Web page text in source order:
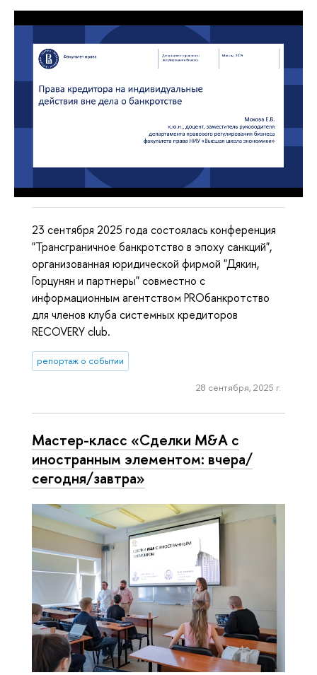
23 сентября 2025 года состоялась конференция
"Трансграничное банкротство в эпоху санкций",
организованная юридической фирмой "Дякин,
Горцунян и партнеры" совместно с
информационным агентством PROбанкротство
для членов клуба системных кредиторов
RECOVERY club.
репортаж о событии
28 сентября, 2025 г.
Мастер-класс «Сделки M&A с
иностранным элементом: вчера/
сегодня/завтра»